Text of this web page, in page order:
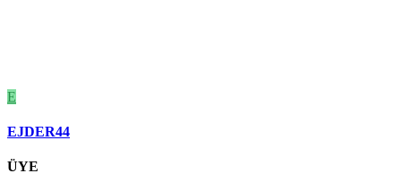
E
EJDER44
ÜYE